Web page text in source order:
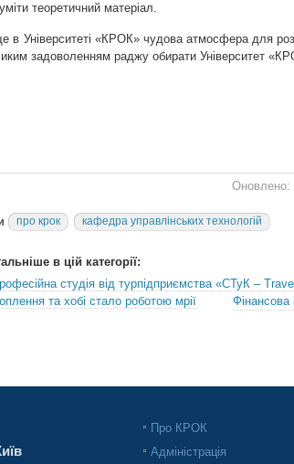
теоретичний матеріал.
в Університеті «КРОК» чудова атмосфера для
задоволенням раджу обирати Університет
Оновлено:
про крок кафедра управлінських технологій
в цій категорії:
студія від турпідприємства «СТуК –
та хобі стало роботою мрії
Фінансова
Про КРОК
Адміністрація